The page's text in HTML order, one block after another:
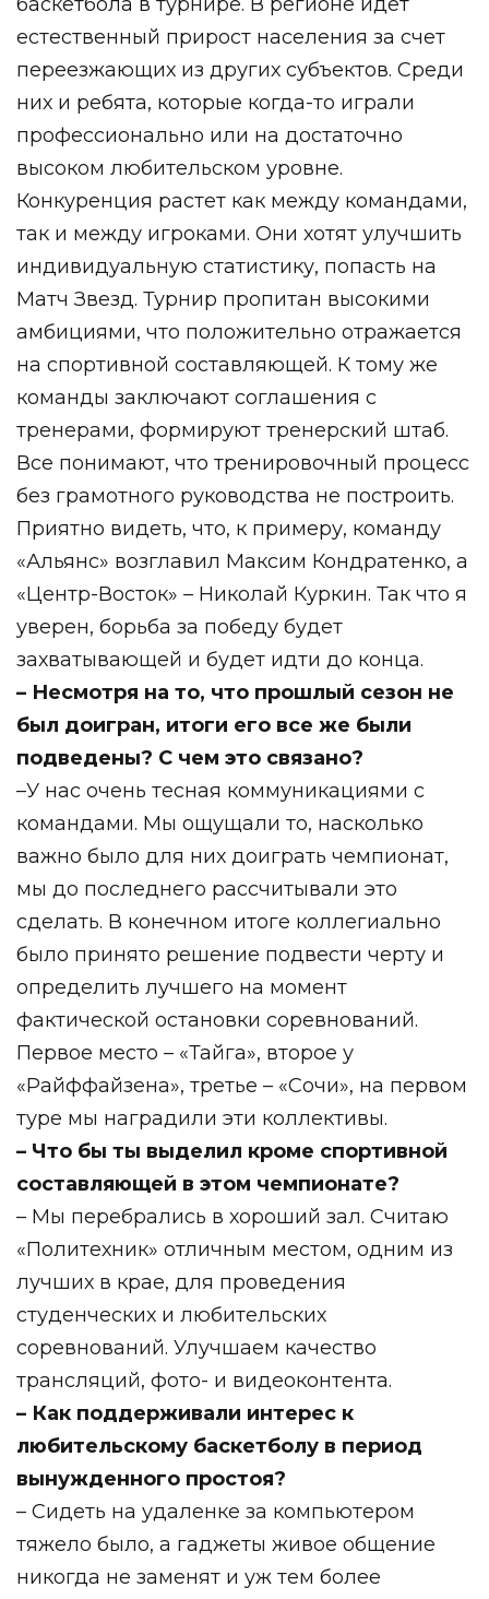
естественный прирост населения за счет
переезжающих из других субъектов. Среди
них и ребята, которые когда-то играли
профессионально или на достаточно
высоком любительском уровне.
Конкуренция растет как между командами,
так и между игроками. Они хотят улучшить
индивидуальную статистику, попасть на
Матч Звезд. Турнир пропитан высокими
амбициями, что положительно отражается
на спортивной составляющей. К тому же
команды заключают соглашения с
тренерами, формируют тренерский штаб.
Все понимают, что тренировочный процесс
без грамотного руководства не построить.
Приятно видеть, что, к примеру, команду
«Альянс» возглавил Максим Кондратенко, а
«Центр-Восток» – Николай Куркин. Так что я
уверен, борьба за победу будет
захватывающей и будет идти до конца.
– Несмотря на то, что прошлый сезон не
был доигран, итоги его все же были
подведены? С чем это связано?
–У нас очень тесная коммуникациями с
командами. Мы ощущали то, насколько
важно было для них доиграть чемпионат,
мы до последнего рассчитывали это
сделать. В конечном итоге коллегиально
было принято решение подвести черту и
определить лучшего на момент
фактической остановки соревнований.
Первое место – «Тайга», второе у
«Райффайзена», третье – «Сочи», на первом
туре мы наградили эти коллективы.
– Что бы ты выделил кроме спортивной
составляющей в этом чемпионате?
– Мы перебрались в хороший зал. Считаю
«Политехник» отличным местом, одним из
лучших в крае, для проведения
студенческих и любительских
соревнований. Улучшаем качество
трансляций, фото- и видеоконтента.
– Как поддерживали интерес к
любительскому баскетболу в период
вынужденного простоя?
– Сидеть на удаленке за компьютером
тяжело было, а гаджеты живое общение
никогда не заменят и уж тем более